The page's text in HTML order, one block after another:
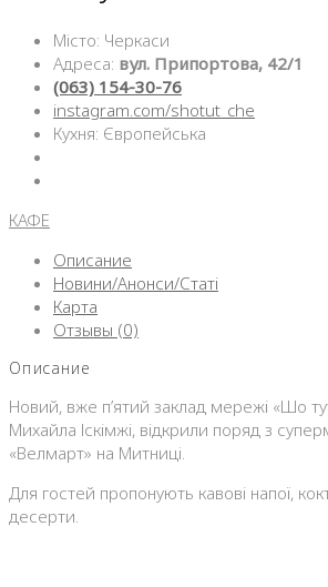
Місто: Черкаси
Адреса: вул. Припортова, 42/1
(063) 154-30-76
instagram.com/shotut_che
Кухня: Європейська
КАФЕ
Описание
Новини/Анонси/Статі
Карта
Отзывы (0)
Описание
Новий, вже п’ятий заклад мережі «Шо
Михайла Іскімжі, відкрили поряд з
«Велмарт» на Митниці.
Для гостей пропонують кавові напої,
десерти.